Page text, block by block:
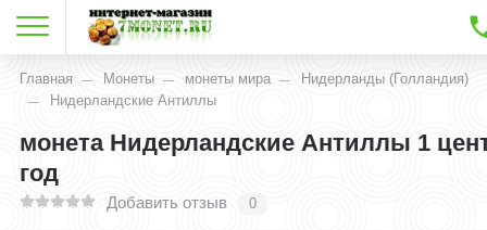
Главная Монеты монеты мира
Нидерланды (Голландия)
Нидерландские Антиллы
монета Нидерландские Антиллы 1
год
Добавить отзыв 0